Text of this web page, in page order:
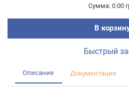
Сумма: 0.00
В
Быстрый
Описание Документация